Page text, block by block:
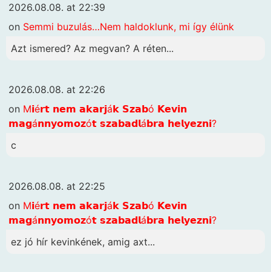
2026.08.08. at 22:39
on Semmi buzulás…Nem haldoklunk, mi így élünk
Azt ismered? Az megvan? A réten...
2026.08.08. at 22:26
on M𝗶é𝗿𝘁 𝗻𝗲𝗺 𝗮𝗸𝗮𝗿𝗷á𝗸 𝗦𝘇𝗮𝗯ó 𝗞𝗲𝘃𝗶𝗻
𝗺𝗮𝗴á𝗻𝗻𝘆𝗼𝗺𝗼𝘇ó𝘁 𝘀𝘇𝗮𝗯𝗮𝗱𝗹á𝗯𝗿𝗮 𝗵𝗲𝗹𝘆𝗲𝘇𝗻𝗶?
c
2026.08.08. at 22:25
on M𝗶é𝗿𝘁 𝗻𝗲𝗺 𝗮𝗸𝗮𝗿𝗷á𝗸 𝗦𝘇𝗮𝗯ó 𝗞𝗲𝘃𝗶𝗻
𝗺𝗮𝗴á𝗻𝗻𝘆𝗼𝗺𝗼𝘇ó𝘁 𝘀𝘇𝗮𝗯𝗮𝗱𝗹á𝗯𝗿𝗮 𝗵𝗲𝗹𝘆𝗲𝘇𝗻𝗶?
ez jó hír kevinkének, amig axt...